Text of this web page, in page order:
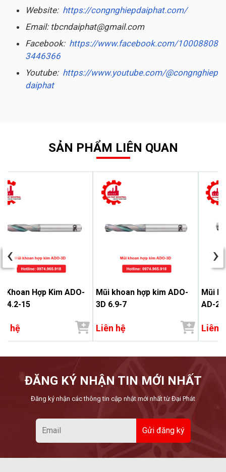
Website: https://congnghiepdaiphat.com/
Email: tbcndaiphat@gmail.com
Facebook: https://www.facebook.com/10008808
3446366
Youtube: https://www.youtube.com/@congnghiep
daiphat
SẢN PHẨM LIÊN QUAN
Khoan Hợp Kim ADO-
14.2-15
hệ
Mũi khoan hợp kim ADO-
3D 6.9-7
Liên hệ
Mũi
AD-
Liên
‹ ›
ĐĂNG KÝ NHẬN TIN MỚI NHẤT
Đăng ký nhận các thông tin cập nhật mới nhất từ Đại Phát